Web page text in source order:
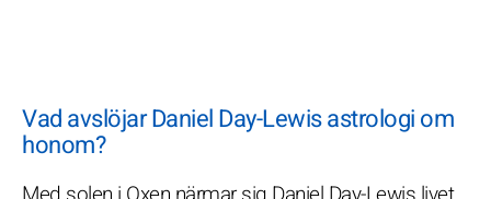
Vad avslöjar Daniel Day-Lewis astrologi om
honom?